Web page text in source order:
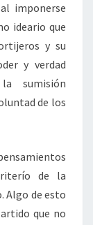
imponerse
ideario que
y su
y verdad
sumisión
de los
de la
Algo de esto
que no